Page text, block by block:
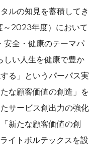
ルの知見を蓄積してき
～2023年度）において
全・健康のテーマパ
しい人生を健康で豊か
る」というパーパス実
な顧客価値の創造」を
サービス創出力の強化
新たな顧客価値の創
イトボルテックスを設